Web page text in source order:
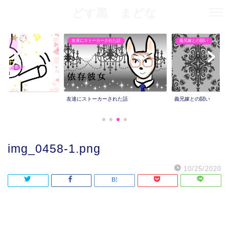
友達にストーカーされた話
友達にストーカーされた話
義兄嫁との闘い
義兄嫁との闘い
img_0458-1.png
10/25/2020